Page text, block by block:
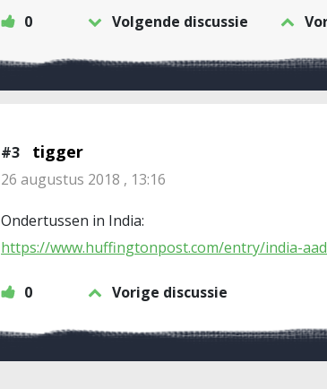
0 Volgende discussie
#3 tigger
26 augustus 2018 , 13:16
Ondertussen in India:
https://www.huffingtonpost.com/entry/india-
0 Vorige discussie